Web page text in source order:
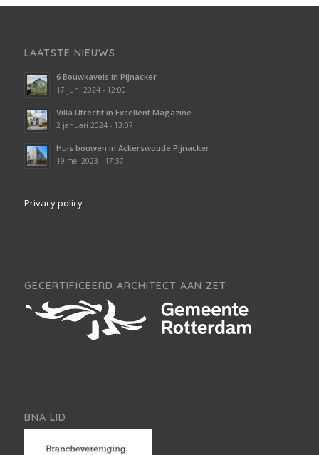
LAATSTE NIEUWS
6 Bouwkavels in Pijnacker
17 juni 2024 - 12:00
Villa Utrecht in Excellent Magazine
2 januari 2024 - 13:07
Huis bouwen in Ackerswoude Pijnacker
19 mei 2023 - 17:37
Privacy policy
GECERTIFICEERD ARCHITECT AAN ZET
BNA LID